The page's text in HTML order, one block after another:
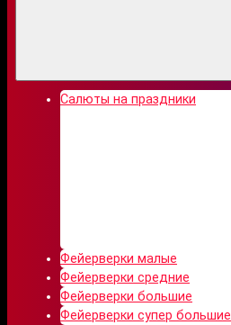
Салюты на праздники
Фейерверки малые
Фейерверки средние
Фейерверки большие
Фейерверки супер большие